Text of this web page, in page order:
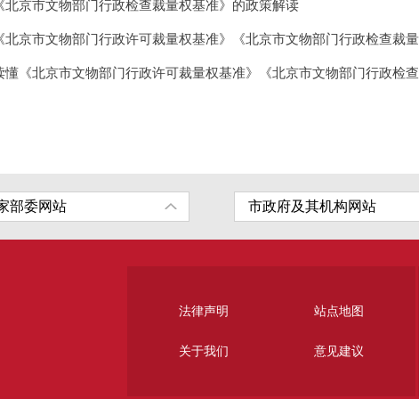
北京市文物部门行政检查裁量权基准》的政策解读
北京市文物部门行政许可裁量权基准》《北京市文物部门行政检查裁
懂《北京市文物部门行政许可裁量权基准》《北京市文物部门行政检查
法律声明 站点地图
关于我们 意见建议